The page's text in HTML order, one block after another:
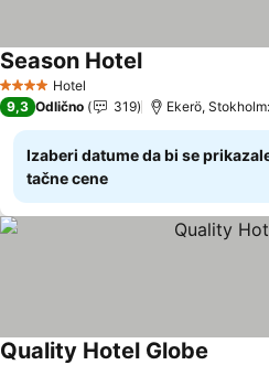
4 ZvezdiceHotel
Season Hotel
9,3 Odlično 319 Ekerö,
Izaberi datume da bi se
tačne cene
Quality Hotel Globe